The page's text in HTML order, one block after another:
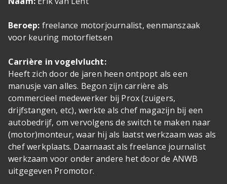
Beroep: freelance motorjournalist, eenmanszaak
voor keuring motorfietsen
Carrière in vogelvlucht:
Heeft zich door de jaren heen ontpopt als een
manusje van alles. Begon zijn carrière als
commercieel medewerker bij Prox (zuigers,
drijfstangen, etc), werkte als chef magazijn bij een
autobedrijf, om vervolgens de switch te maken naar
(motor)monteur, waar hij als laatst werkzaam was als
chef werkplaats. Daarnaast als freelance journalist
werkzaam voor onder andere het door de ANWB
uitgegeven Promotor.